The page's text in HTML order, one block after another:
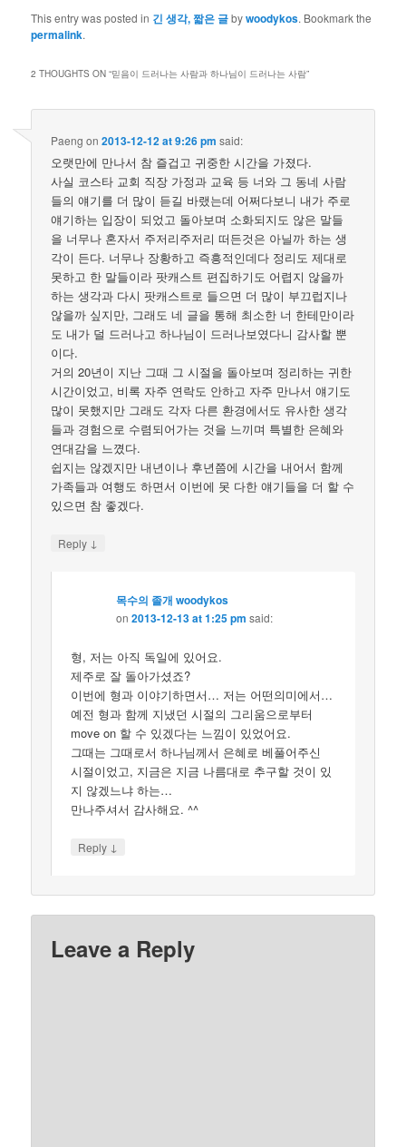
This entry was posted in 긴 생각, 짧은 글bywoodykos. Bookmark the
permalink.
2 THOUGHTS ON “믿음이 드러나는 사람과 하나님이 드러나는 사람”
Paeng on2013-12-12 at 9:26 pm said:
오랫만에 만나서 참 즐겁고 귀중한 시간을 가졌다.
사실 코스타 교회 직장 가정과 교육 등 너와 그 동네 사람
들의 얘기를 더 많이 듣길 바랬는데 어쩌다보니 내가 주로
얘기하는 입장이 되었고 돌아보며 소화되지도 않은 말들
을 너무나 혼자서 주저리주저리 떠든것은 아닐까 하는 생
각이 든다. 너무나 장황하고 즉흥적인데다 정리도 제대로
못하고 한 말들이라 팟캐스트 편집하기도 어렵지 않을까
하는 생각과 다시 팟캐스트로 들으면 더 많이 부끄럽지나
않을까 싶지만, 그래도 네 글을 통해 최소한 너 한테만이라
도 내가 덜 드러나고 하나님이 드러나보였다니 감사할 뿐
이다.
거의 20년이 지난 그때 그 시절을 돌아보며 정리하는 귀한
시간이었고, 비록 자주 연락도 안하고 자주 만나서 얘기도
많이 못했지만 그래도 각자 다른 환경에서도 유사한 생각
들과 경험으로 수렴되어가는 것을 느끼며 특별한 은혜와
연대감을 느꼈다.
쉽지는 않겠지만 내년이나 후년쯤에 시간을 내어서 함께
가족들과 여행도 하면서 이번에 못 다한 얘기들을 더 할 수
있으면 참 좋겠다.
Reply ↓
목수의 졸개 woodykos
on2013-12-13 at 1:25 pm said:
형, 저는 아직 독일에 있어요.
제주로 잘 돌아가셨죠?
이번에 형과 이야기하면서… 저는 어떤의미에서…
예전 형과 함께 지냈던 시절의 그리움으로부터
move on 할 수 있겠다는 느낌이 있었어요.
그때는 그때로서 하나님께서 은혜로 베풀어주신
시절이었고, 지금은 지금 나름대로 추구할 것이 있
지 않겠느냐 하는…
만나주셔서 감사해요. ^^
Reply ↓
Leave a Reply